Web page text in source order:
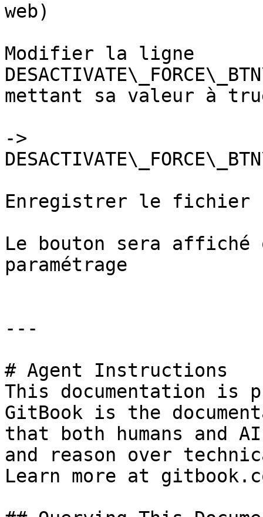
web)
Modifier la ligne
mettant sa valeur à
->
Enregistrer le fichier
Le bouton sera affiché
paramétrage
---
# Agent Instructions
This documentation is
GitBook is the
that both humans and
and reason over
Learn more at